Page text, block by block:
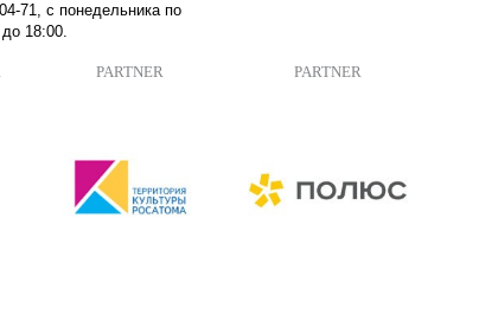
71, с понедельника по
18:00.
PARTNER PARTNER